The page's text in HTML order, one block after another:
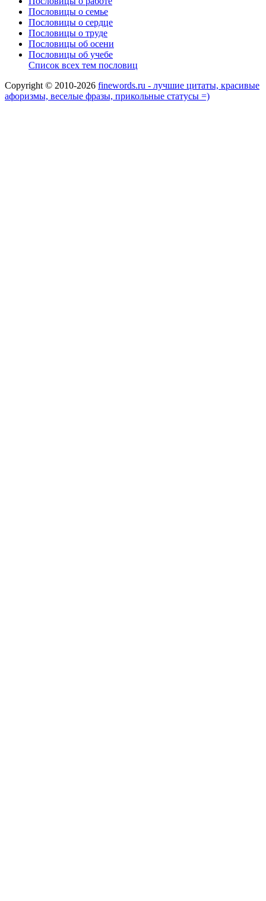
Пословицы о семье
Пословицы о сердце
Пословицы о труде
Пословицы об осени
Пословицы об учебе
Список всех тем пословиц
Copyright © 2010-2026 finewords.ru - лучшие цитаты, красивые
афоризмы, веселые фразы, прикольные статусы =)